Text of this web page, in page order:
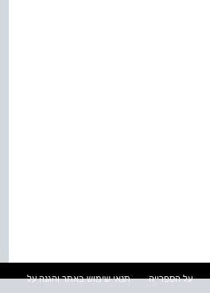
על הספרייה
תנאי שימוש באתר והגנה על